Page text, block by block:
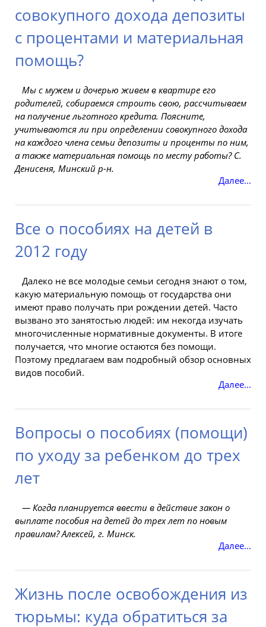
совокупного дохода депозиты
с процентами и материальная
помощь?
Мы с мужем и дочерью живем в квартире его
родителей, собираемся строить свою, рассчитываем
на получение льготного кредита. Поясните,
учитываются ли при определении совокупного дохода
на каждого членасемьи депозиты и проценты по ним,
а также материальная помощь по месту работы? С.
Денисеня, Минский р-н.
Далее...
Все о пособиях на детей в
2012 году
Далеко не все молодые семьи сегодня знают о том,
какую материальную помощь от государства они
имеют право получать при рождении детей. Часто
вызвано это занятостью людей: им некогда изучать
многочисленные нормативные документы. В итоге
получается, что многие остаются без помощи.
Поэтому предлагаем вам подробный обзор основных
видов пособий.
Далее...
Вопросы о пособиях (помощи)
по уходу за ребенком до трех
лет
— Когдапланируется ввести в действие закон о
выплате пособия на детей до трехлет по новым
правилам? Алексей, г. Минск.
Далее...
Жизнь после освобождения из
тюрьмы: куда обратиться за